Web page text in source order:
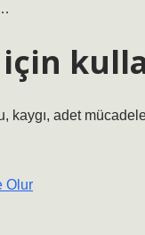
kaygı, adet
Olur